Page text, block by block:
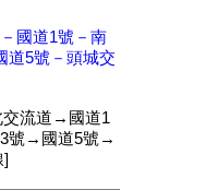
國道1號－南
道5號－頭城交
交流道→國道1
號→國道5號→
]